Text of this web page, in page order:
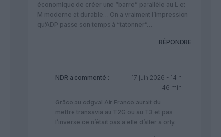
économique de créer une “barre” parallèle au L et
M moderne et durable… On a vraiment l’impression
qu’ADP passe son temps à “tatonner”…
RÉPONDRE
NDR a commenté :
17 juin 2026 - 14 h
46 min
Grâce au cdgval Air France aurait du
mettre transavia au T2G ou au T3 et pas
l’inverse ce n’était pas a elle d’aller a orly.